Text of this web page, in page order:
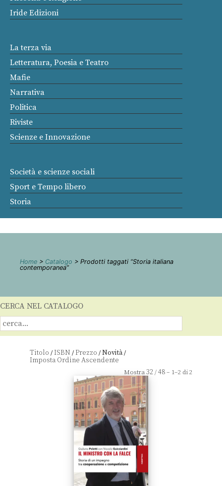
Iride Edizioni
La terza via
Letteratura, Poesia e Teatro
Mafie
Narrativa
Politica
Riviste
Scienze e Innovazione
Società e scienze sociali
Sport e Tempo libero
Storia
Home > Catalogo > Prodotti taggati “Storia italiana
contemporanea”
CERCA NEL CATALOGO
Titolo /ISBN /Prezzo /Novità/
Mostra32/48– 1–2 di 2